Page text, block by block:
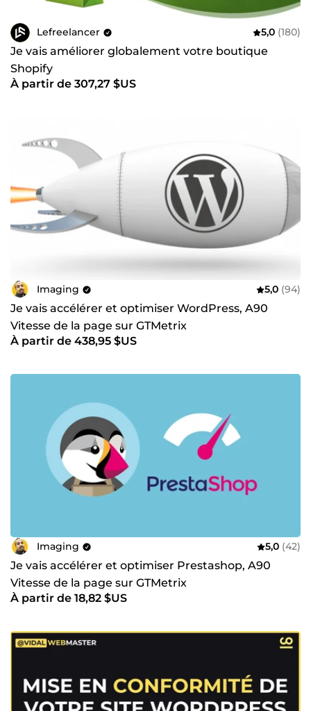
Lefreelancer 5,0 (180)
Je vais améliorer globalement votre boutique
Shopify
À partir de 307,27 $US
Imaging 5,0 (94)
Je vais accélérer et optimiser WordPress, A90
Vitesse de la page sur GTMetrix
À partir de 438,95 $US
Imaging 5,0 (42)
Je vais accélérer et optimiser Prestashop, A90
Vitesse de la page sur GTMetrix
À partir de 18,82 $US